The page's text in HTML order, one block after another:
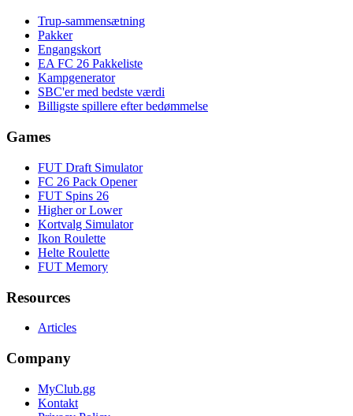
Trup-sammensætning
Pakker
Engangskort
EA FC 26 Pakkeliste
Kampgenerator
SBC'er med bedste værdi
Billigste spillere efter bedømmelse
Games
FUT Draft Simulator
FC 26 Pack Opener
FUT Spins 26
Higher or Lower
Kortvalg Simulator
Ikon Roulette
Helte Roulette
FUT Memory
Resources
Articles
Company
MyClub.gg
Kontakt